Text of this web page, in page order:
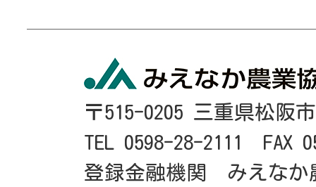
〒515-0205 三重県松阪
TEL 0598-28-2111 FAX
登録金融機関 みえなか